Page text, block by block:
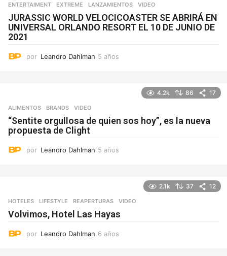
ENTERTAIMENT ,EXTREME ,LANZAMIENTOS VIDEO
JURASSIC WORLD VELOCICOASTER SE ABRIRÁ EN
UNIVERSAL ORLANDO RESORT EL 10 DE JUNIO DE
2021
por Leandro Dahlman 5 años
4.2k 86 17
ALIMENTOS ,BRANDS VIDEO
“Sentite orgullosa de quien sos hoy”, es la nueva
propuesta de Clight
por Leandro Dahlman 5 años
2.1k 37 12
HOTELES ,LIFESTYLE REAPERTURAS ,VIDEO
Volvimos, Hotel Las Hayas
por Leandro Dahlman 6 años